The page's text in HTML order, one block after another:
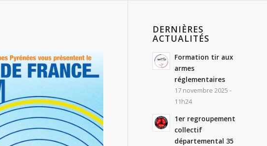
DERNIÈRES
ACTUALITÉS
Formation tir aux
armes
réglementaires
17 novembre 2025 -
11h24
1er regroupement
collectif
départemental 35